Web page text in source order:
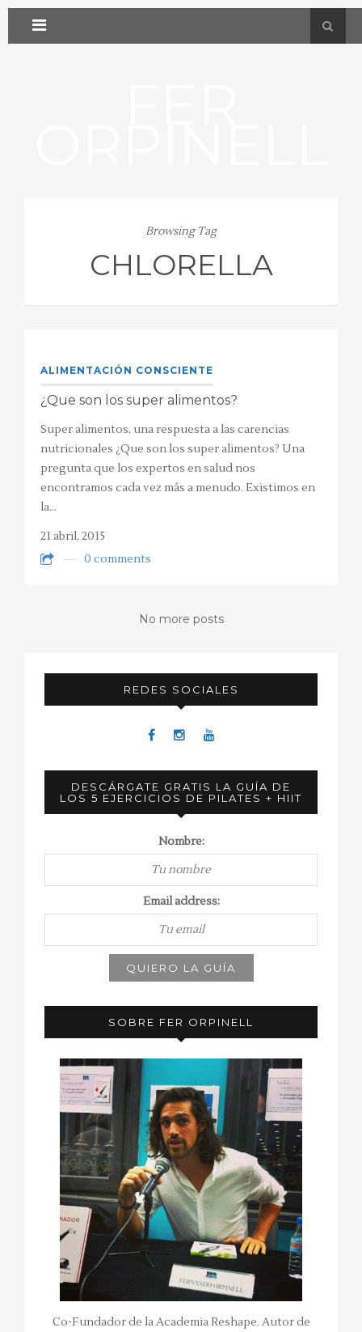
Browsing Tag
CHLORELLA
ALIMENTACIÓN CONSCIENTE
¿Que son los super alimentos?
Super alimentos, una respuesta a las carencias
nutricionales ¿Que son los super alimentos? Una
pregunta que los expertos en salud nos
encontramos cada vez más a menudo. Existimos en
la…
21 abril, 2015
0 comments
No more posts
REDES SOCIALES
DESCÁRGATE GRATIS LA GUÍA DE
LOS 5 EJERCICIOS DE PILATES + HIIT
Nombre:
Email address:
SOBRE FER ORPINELL
Co-Fundador de la Academia Reshape. Autor de